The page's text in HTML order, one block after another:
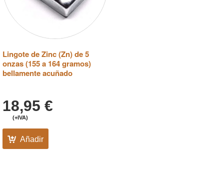
Lingote de Zinc (Zn) de 5
onzas (155 a 164 gramos)
bellamente acuñado
18,95 €
(+IVA)
Añadir